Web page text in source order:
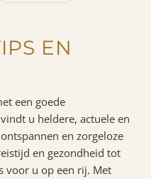
EN
een goede
u heldere, actuele en
en zorgeloze
en gezondheid tot
voor u op een rij. Met